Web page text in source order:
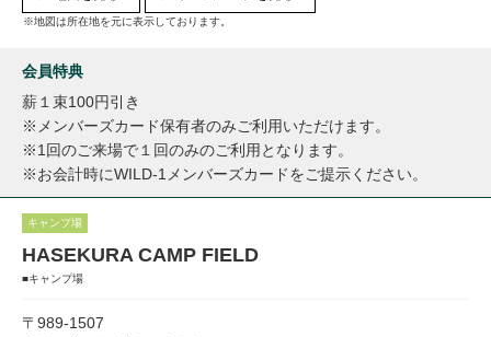
※地図は所在地を元に表示しております。
会員特典
薪１束100円引き
※メンバーズカード保有者のみご利用いただけます。
※1回のご来場で１回のみのご利用となります。
※お会計時にWILD-1メンバーズカードをご提示ください。
キャンプ場
HASEKURA CAMP FIELD
■キャンプ場
〒989-1507